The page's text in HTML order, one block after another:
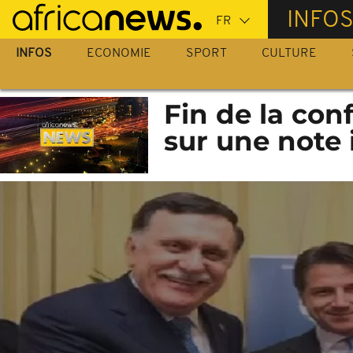
Passer
au
contenu
INFOS
INFOS ECONOMIE SPORT CULTURE
Fin de la
sur une note